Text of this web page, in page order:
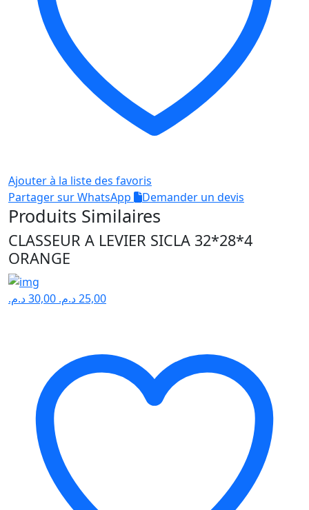
Ajouter à la liste des favoris
Partager sur WhatsApp
Demander un devis
Produits Similaires
CLASSEUR A LEVIER SICLA 32*28*4
ORANGE
30,00د.م. 25,00د.م.